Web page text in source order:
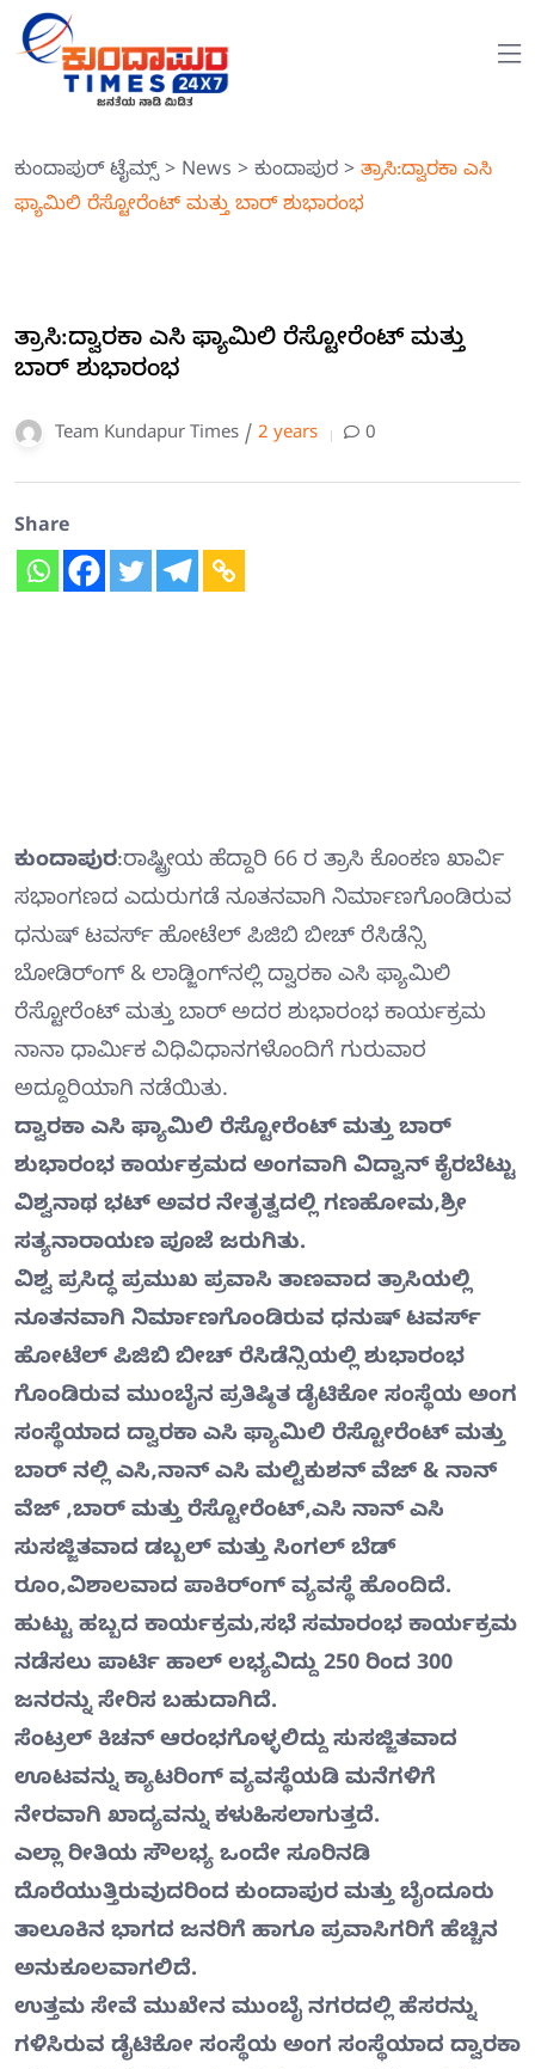
ಕುಂದಾಪುರ್ ಟೈಮ್ಸ್> News > ಕುಂದಾಪುರ > ತ್ರಾಸಿ:ದ್ವಾರಕಾ ಎಸಿ
ಫ್ಯಾಮಿಲಿ ರೆಸ್ಟೋರೆಂಟ್ ಮತ್ತು ಬಾರ್ ಶುಭಾರಂಭ
ತ್ರಾಸಿ:ದ್ವಾರಕಾ ಎಸಿ ಫ್ಯಾಮಿಲಿ ರೆಸ್ಟೋರೆಂಟ್ ಮತ್ತು
ಬಾರ್ ಶುಭಾರಂಭ
Team Kundapur Times / 2 years 0
Share
ಕುಂದಾಪುರ:ರಾಷ್ಟ್ರೀಯ ಹೆದ್ದಾರಿ 66 ರ ತ್ರಾಸಿ ಕೊಂಕಣ ಖಾರ್ವಿ
ಸಭಾಂಗಣದ ಎದುರುಗಡೆ ನೂತನವಾಗಿ ನಿರ್ಮಾಣಗೊಂಡಿರುವ
ಧನುಷ್ ಟವರ್ಸ್ ಹೋಟೆಲ್ ಪಿಜಿಬಿ ಬೀಚ್ ರೆಸಿಡೆನ್ಸಿ
ಬೋಡಿರ್ಂಗ್ & ಲಾಡ್ಜಿಂಗ್‍ನಲ್ಲಿ ದ್ವಾರಕಾ ಎಸಿ ಫ್ಯಾಮಿಲಿ
ರೆಸ್ಟೋರೆಂಟ್ ಮತ್ತು ಬಾರ್ ಅದರ ಶುಭಾರಂಭ ಕಾರ್ಯಕ್ರಮ
ನಾನಾ ಧಾರ್ಮಿಕ ವಿಧಿವಿಧಾನಗಳೊಂದಿಗೆ ಗುರುವಾರ
ಅದ್ದೂರಿಯಾಗಿ ನಡೆಯಿತು.
ದ್ವಾರಕಾ ಎಸಿ ಫ್ಯಾಮಿಲಿ ರೆಸ್ಟೋರೆಂಟ್ ಮತ್ತು ಬಾರ್
ಶುಭಾರಂಭ ಕಾರ್ಯಕ್ರಮದ ಅಂಗವಾಗಿ ವಿದ್ವಾನ್ ಕೈರಬೆಟ್ಟು
ವಿಶ್ವನಾಥ ಭಟ್ ಅವರ ನೇತೃತ್ವದಲ್ಲಿ ಗಣಹೋಮ,ಶ್ರೀ
ಸತ್ಯನಾರಾಯಣ ಪೂಜೆ ಜರುಗಿತು.
ವಿಶ್ವ ಪ್ರಸಿದ್ಧ ಪ್ರಮುಖ ಪ್ರವಾಸಿ ತಾಣವಾದ ತ್ರಾಸಿಯಲ್ಲಿ
ನೂತನವಾಗಿ ನಿರ್ಮಾಣಗೊಂಡಿರುವ ಧನುಷ್ ಟವರ್ಸ್
ಹೋಟೆಲ್ ಪಿಜಿಬಿ ಬೀಚ್ ರೆಸಿಡೆನ್ಸಿಯಲ್ಲಿ ಶುಭಾರಂಭ
ಗೊಂಡಿರುವ ಮುಂಬೈನ ಪ್ರತಿಷ್ಠಿತ ಡೈಟಿಕೋ ಸಂಸ್ಥೆಯ ಅಂಗ
ಸಂಸ್ಥೆಯಾದ ದ್ವಾರಕಾ ಎಸಿ ಫ್ಯಾಮಿಲಿ ರೆಸ್ಟೋರೆಂಟ್ ಮತ್ತು
ಬಾರ್ ನಲ್ಲಿ ಎಸಿ,ನಾನ್ ಎಸಿ ಮಲ್ಟಿಕುಶನ್ ವೆಜ್ & ನಾನ್
ವೆಜ್ ,ಬಾರ್ ಮತ್ತು ರೆಸ್ಟೋರೆಂಟ್,ಎಸಿ ನಾನ್ ಎಸಿ
ಸುಸಜ್ಜಿತವಾದ ಡಬ್ಬಲ್ ಮತ್ತು ಸಿಂಗಲ್ ಬೆಡ್
ರೂಂ,ವಿಶಾಲವಾದ ಪಾಕಿರ್ಂಗ್ ವ್ಯವಸ್ಥೆ ಹೊಂದಿದೆ.
ಹುಟ್ಟು ಹಬ್ಬದ ಕಾರ್ಯಕ್ರಮ,ಸಭೆ ಸಮಾರಂಭ ಕಾರ್ಯಕ್ರಮ
ನಡೆಸಲು ಪಾರ್ಟಿ ಹಾಲ್ ಲಭ್ಯವಿದ್ದು 250 ರಿಂದ 300
ಜನರನ್ನು ಸೇರಿಸ ಬಹುದಾಗಿದೆ.
ಸೆಂಟ್ರಲ್ ಕಿಚನ್ ಆರಂಭಗೊಳ್ಳಲಿದ್ದು ಸುಸಜ್ಜಿತವಾದ
ಊಟವನ್ನು ಕ್ಯಾಟರಿಂಗ್ ವ್ಯವಸ್ಥೆಯಡಿ ಮನೆಗಳಿಗೆ
ನೇರವಾಗಿ ಖಾದ್ಯವನ್ನು ಕಳುಹಿಸಲಾಗುತ್ತದೆ.
ಎಲ್ಲಾ ರೀತಿಯ ಸೌಲಭ್ಯ ಒಂದೇ ಸೂರಿನಡಿ
ದೊರೆಯುತ್ತಿರುವುದರಿಂದ ಕುಂದಾಪುರ ಮತ್ತು ಬೈಂದೂರು
ತಾಲೂಕಿನ ಭಾಗದ ಜನರಿಗೆ ಹಾಗೂ ಪ್ರವಾಸಿಗರಿಗೆ ಹೆಚ್ಚಿನ
ಅನುಕೂಲವಾಗಲಿದೆ.
ಉತ್ತಮ ಸೇವೆ ಮುಖೇನ ಮುಂಬೈ ನಗರದಲ್ಲಿ ಹೆಸರನ್ನು
ಗಳಿಸಿರುವ ಡೈಟಿಕೋ ಸಂಸ್ಥೆಯ ಅಂಗ ಸಂಸ್ಥೆಯಾದ ದ್ವಾರಕಾ